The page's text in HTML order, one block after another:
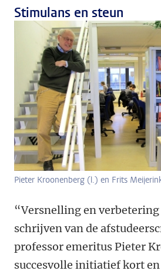
Stimulans en steun
Pieter Kroonenberg (l.) en Frits
“Versnelling en
schrijven van de
professor emeritus Pieter
succesvolle initiatief kort